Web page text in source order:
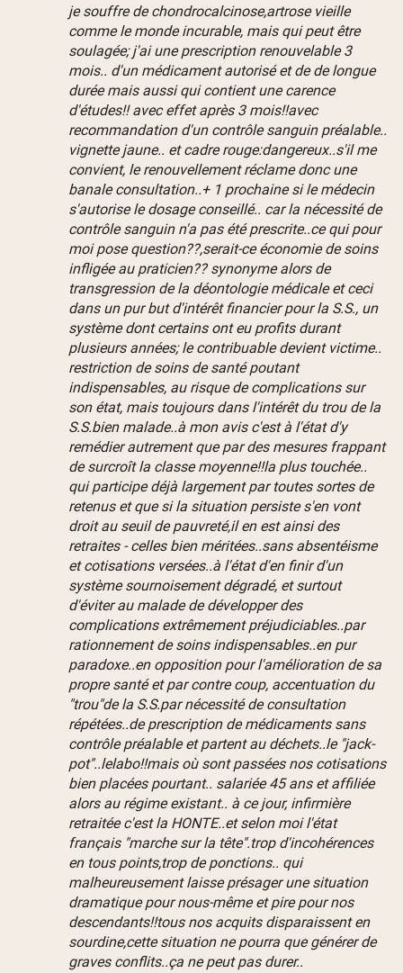
je souffre de chondrocalcinose,artrose vieille
comme le monde incurable, mais qui peut être
soulagée; j'ai une prescription renouvelable 3
mois.. d'un médicament autorisé et de de longue
durée mais aussi qui contient une carence
d'études!! avec effet après 3 mois!!avec
recommandation d'un contrôle sanguin préalable..
vignette jaune.. et cadre rouge:dangereux..s'il me
convient, le renouvellement réclame donc une
banale consultation..+ 1 prochaine si le médecin
s'autorise le dosage conseillé.. car la nécessité de
contrôle sanguin n'a pas été prescrite..ce qui pour
moi pose question??,serait-ce économie de soins
infligée au praticien?? synonyme alors de
transgression de la déontologie médicale et ceci
dans un pur but d'intérêt financier pour la S.S., un
système dont certains ont eu profits durant
plusieurs années; le contribuable devient victime..
restriction de soins de santé poutant
indispensables, au risque de complications sur
son état, mais toujours dans l'intérêt du trou de la
S.S.bien malade..à mon avis c'est à l'état d'y
remédier autrement que par des mesures frappant
de surcroît la classe moyenne!!la plus touchée..
qui participe déjà largement par toutes sortes de
retenus et que si la situation persiste s'en vont
droit au seuil de pauvreté,il en est ainsi des
retraites - celles bien méritées..sans absentéisme
et cotisations versées..à l'état d'en finir d'un
système sournoisement dégradé, et surtout
d'éviter au malade de développer des
complications extrêmement préjudiciables..par
rationnement de soins indispensables..en pur
paradoxe..en opposition pour l'amélioration de sa
propre santé et par contre coup, accentuation du
"trou"de la S.S.par nécessité de consultation
répétées..de prescription de médicaments sans
contrôle préalable et partent au déchets..le "jack-
pot"..lelabo!!mais où sont passées nos cotisations
bien placées pourtant.. salariée 45 ans et affiliée
alors au régime existant.. à ce jour, infirmière
retraitée c'est la HONTE..et selon moi l'état
français "marche sur la tête".trop d'incohérences
en tous points,trop de ponctions.. qui
malheureusement laisse présager une situation
dramatique pour nous-même et pire pour nos
descendants!!tous nos acquits disparaissent en
sourdine,cette situation ne pourra que générer de
graves conflits..ça ne peut pas durer..